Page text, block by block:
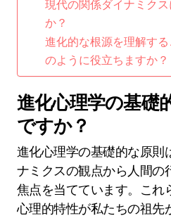
現代の関係ダイナミク
か？
進化的な根源を理解す
のように役立ちますか？
進化心理学の基礎
ですか？
進化心理学の基礎的な原則
ナミクスの観点から人間の
焦点を当てています。これ
心理的特性が私たちの祖先